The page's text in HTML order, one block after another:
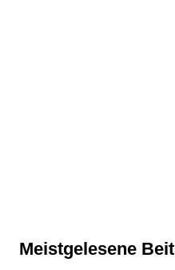
Meistgelesene